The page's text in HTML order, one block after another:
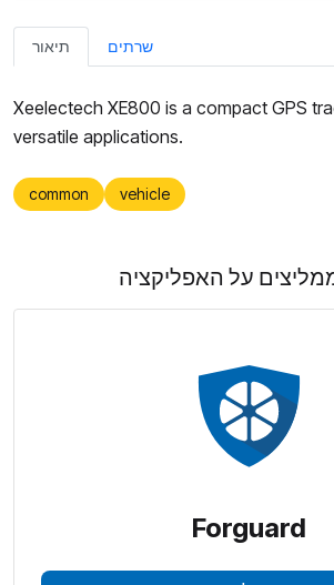
תיאור שרתים
Xeelectech XE800 is a compact GPS
versatile applications.
common vehicle
Forguard